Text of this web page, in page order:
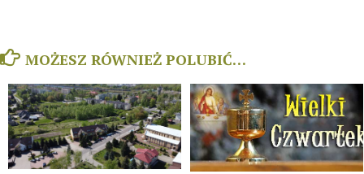
MOŻESZ RÓWNIEŻ POLUBIĆ…